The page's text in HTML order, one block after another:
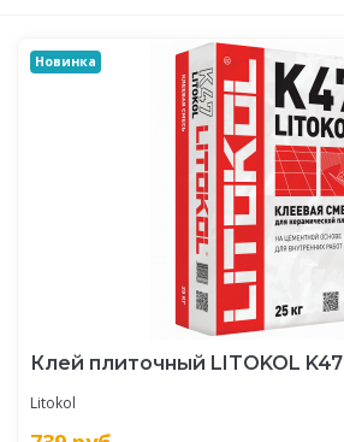
Новинка
Клей плиточный LITOKOL K47
Litokol